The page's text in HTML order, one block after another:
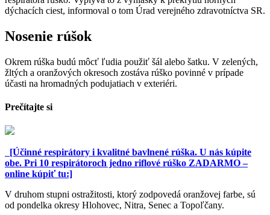
dýchacích ciest, informoval o tom Úrad verejného zdravotníctva SR.
Nosenie rúšok
Okrem rúška budú môcť ľudia použiť šál alebo šatku. V zelených,
žltých a oranžových okresoch zostáva rúško povinné v prípade
účasti na hromadných podujatiach v exteriéri.
Prečítajte si
[Účinné respirátory i kvalitné bavlnené rúška. U nás kúpite
obe. Pri 10 respirátoroch jedno riflové rúško ZADARMO –
online kúpiť tu:]
V druhom stupni ostražitosti, ktorý zodpovedá oranžovej farbe, sú
od pondelka okresy Hlohovec, Nitra, Senec a Topoľčany.